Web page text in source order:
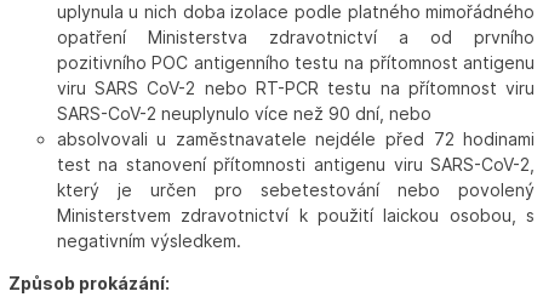
uplynula u nich doba izolace podle platného mimořádného
opatření Ministerstva zdravotnictví a od prvního
pozitivního POC antigenního testu na přítomnost antigenu
viru SARS CoV-2 nebo RT-PCR testu na přítomnost viru
SARS-CoV-2 neuplynulo více než 90 dní, nebo
absolvovali u zaměstnavatele nejdéle před 72 hodinami
test na stanovení přítomnosti antigenu viru SARS-CoV-2,
který je určen pro sebetestování nebo povolený
Ministerstvem zdravotnictví k použití laickou osobou, s
negativním výsledkem.
Způsob prokázání: